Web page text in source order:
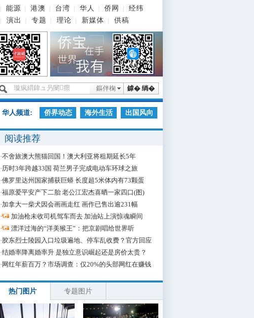
能源 港澳 台湾 华人 侨网
经纬
演出 专题 理论 新媒体 供稿
鎼� 绱�
鏂伴椈
华人频道: 侨界动态 海外生活 出国风向
阅读推荐
·不舍旅澳大熊猫回国！澳大利亚将租期延长5年
·历时3年跨越33国 荷兰男子完成电动车环球之旅
·佛罗里达州国家捕获巨蟒 长度超5米体内有73颗蛋
·福原爱平安产下二胎 老公江宏杰喜晒一家四口(图)
·加拿大一柴犬因会画画走红 画作已售出逾231幅
·
加油枪未收司机驾车而去 加油站上演惊魂瞬间
·
漂洋过海的“洋美猴王”：把京剧唱给世界听
·胶东烈士陵园入口垃圾遍地、停车乱收费？官方回应
·结婚率降离婚率升 是独立意识崛起还是房价太贵？
· 网红年薪百万？市场调查：仅20%的头部网红在赚钱
热门图片 专题图片